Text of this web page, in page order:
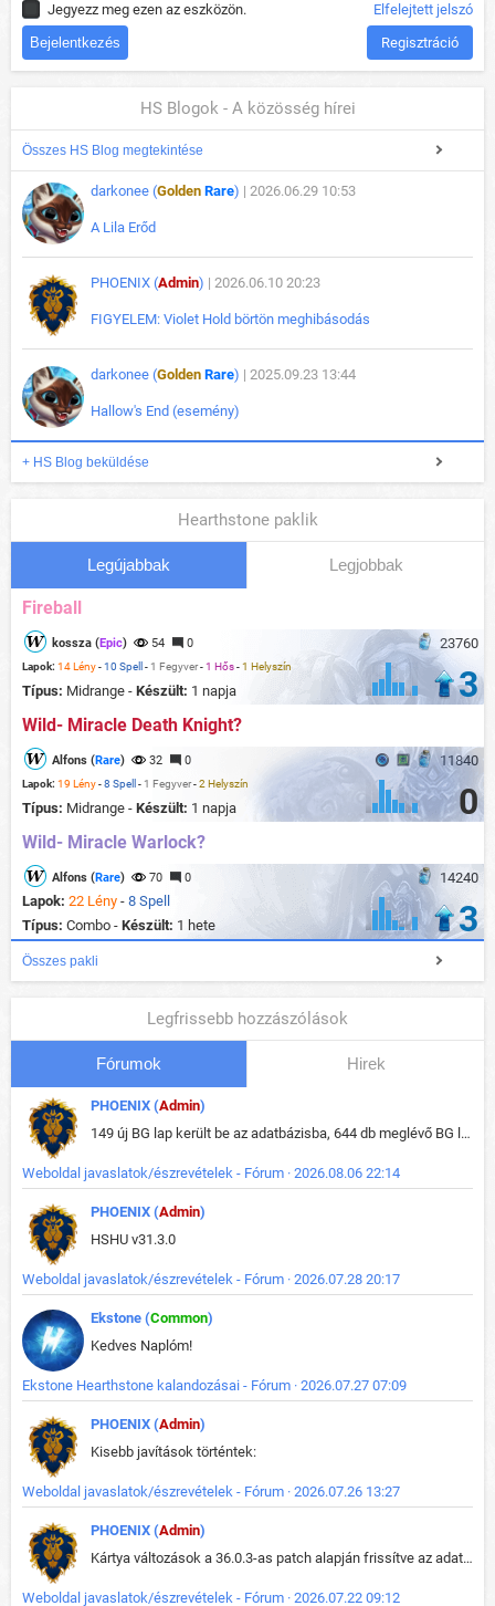
Jegyezz meg ezen az eszközön. Elfelejtett jelszó
Regisztráció
HS Blogok - A közösség hírei
Összes HS Blog megtekintése
darkonee (Golden Rare) | 2026.06.29 10:53
A Lila Erőd
PHOENIX (Admin) | 2026.06.10 20:23
FIGYELEM: Violet Hold börtön meghibásodás
darkonee (Golden Rare) | 2025.09.23 13:44
Hallow's End (esemény)
+ HS Blog beküldése
Hearthstone paklik
Legújabbak Legjobbak
Fireball
23760
kossza (Epic) 54 0
Lapok: 14 Lény-10 Spell - 1 Fegyver-1 Hős-1 Helyszín
Típus: Midrange - Készült: 1 napja 3
Wild- Miracle Death Knight?
11840
Alfons (Rare) 32 0
Lapok: 19 Lény-8 Spell - 1 Fegyver-2 Helyszín
Típus: Midrange - Készült: 1 napja 0
Wild- Miracle Warlock?
14240
Alfons (Rare) 70 0
Lapok: 22 Lény - 8 Spell
Típus: Combo - Készült: 1 hete 3
Összes pakli
Legfrissebb hozzászólások
Fórumok Hirek
PHOENIX (Admin)
149 új BG lap került be az adatbázisba, 644 db meglévő BG lap módosult, bekerültek az új képek a megváltozott lapokhoz is.
Weboldal javaslatok/észrevételek - Fórum · 2026.08.06 22:14
PHOENIX (Admin)
HSHU v31.3.0
Weboldal javaslatok/észrevételek - Fórum · 2026.07.28 20:17
Ekstone (Common)
Kedves Naplóm!
Ekstone Hearthstone kalandozásai - Fórum · 2026.07.27 07:09
PHOENIX (Admin)
Kisebb javítások történtek:
Weboldal javaslatok/észrevételek - Fórum · 2026.07.26 13:27
PHOENIX (Admin)
Kártya változások a 36.0.3-as patch alapján frissítve az adatbázisban (képek is cserélve).
Weboldal javaslatok/észrevételek - Fórum · 2026.07.22 09:12